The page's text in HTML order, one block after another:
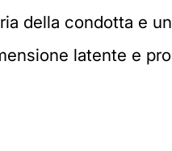
della condotta e
latente e